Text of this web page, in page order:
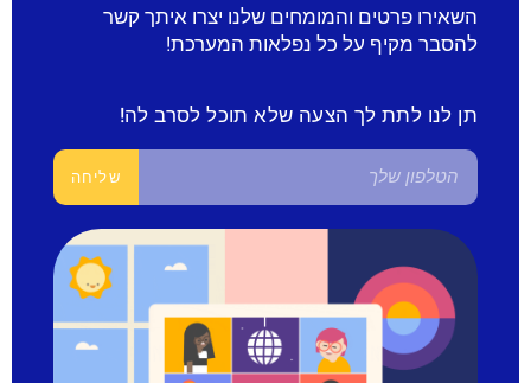
השאירו פרטים והמומחים שלנו יצרו איתך קשר
להסבר מקיף על כל נפלאות המערכת!
תן לנו לתת לך הצעה שלא תוכל לסרב לה!
שליחה